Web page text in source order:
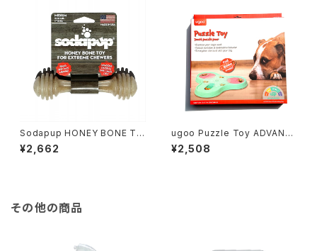
Sodapup HONEY BONE TO
Y Mサイズ ソダパップ ハニー
ボーントーイ
¥2,662
ugoo Puzzle Toy ADVANC
ED ユーゴー パズルトーイ ア
ドバンス
¥2,508
その他の商品